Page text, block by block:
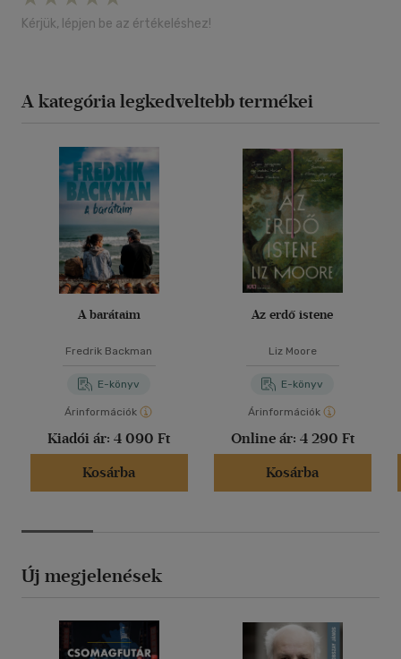
Kérjük, lépjen be az értékeléshez!
A kategória legkedveltebb termékei
A barátaim
Fredrik Backman
E-könyv
Árinformációk
Kiadói ár: 4 090 Ft
Kosárba
Az erdő istene
Liz Moore
E-könyv
Árinformációk
Online ár: 4 290 Ft
Kosárba
Új megjelenések